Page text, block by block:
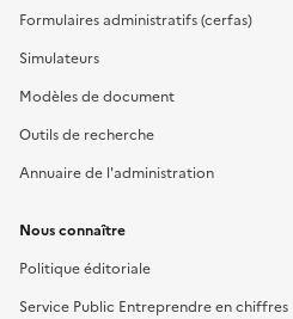
Formulaires administratifs (cerfas)
Simulateurs
Modèles de document
Outils de recherche
Annuaire de l'administration
Nous connaître
Politique éditoriale
Service Public Entreprendre en chiffres